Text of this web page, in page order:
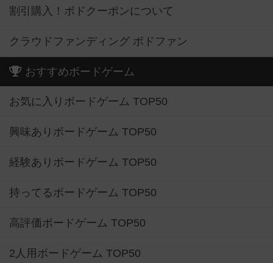
割引購入！ボドクーポンについて
クラウドファンディング ボドファン
おすすめボードゲーム
お気に入りボードゲーム TOP50
興味ありボードゲーム TOP50
経験ありボードゲーム TOP50
持ってるボードゲーム TOP50
高評価ボードゲーム TOP50
2人用ボードゲーム TOP50